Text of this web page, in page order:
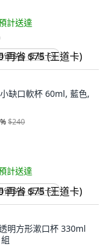
計送達
省 $75 (王道卡)
缺口軟杯 60ml, 藍色,
%$240
計送達
省 $75 (王道卡)
明方形漱口杯 330ml